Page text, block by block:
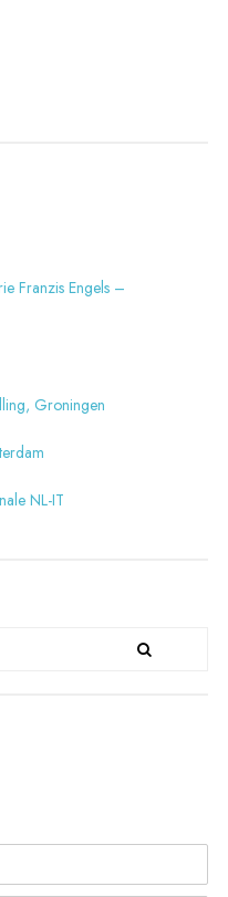
Franzis Engels –
Groningen
NL-IT